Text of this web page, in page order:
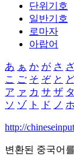
단위기호
일반기호
로마자
아랍어
あ ぁ か が さ
こ ご そ ぞ と
ア ァ カ サ ザ タ
ソ ゾ ト ド ノ ホ
http://
변환된 중국어